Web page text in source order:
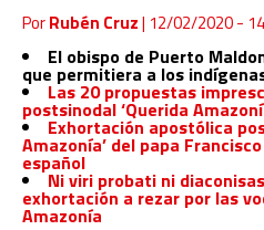
PorRubén Cruz| 12/02/2020 -
El obispo de Puerto
que permitiera a los
Las 20 propuestas
postsinodal ‘Querida
Exhortación apostólica
Amazonía’ del papa
español
Ni viri probati ni
exhortación a rezar por las
Amazonía